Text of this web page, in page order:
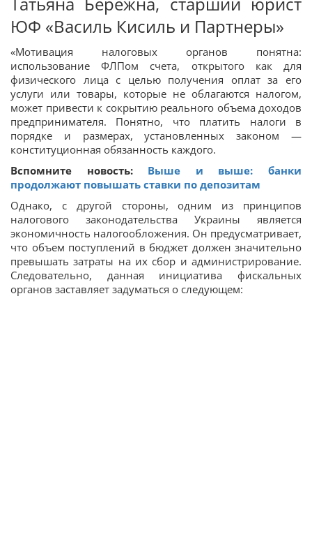
ЮФ «Василь Кисиль и Партнеры»
«Мотивация налоговых органов понятна:
использование ФЛПом счета, открытого как для
физического лица с целью получения оплат за его
услуги или товары, которые не облагаются налогом,
может привести к сокрытию реального объема доходов
предпринимателя. Понятно, что платить налоги в
порядке и размерах, установленных законом —
конституционная обязанность каждого.
Вспомните новость: Выше и выше: банки
продолжают повышать ставки по депозитам
Однако, с другой стороны, одним из принципов
налогового законодательства Украины является
экономичность налогообложения. Он предусматривает,
что объем поступлений в бюджет должен значительно
превышать затраты на их сбор и администрирование.
Следовательно, данная инициатива фискальных
органов заставляет задуматься о следующем: